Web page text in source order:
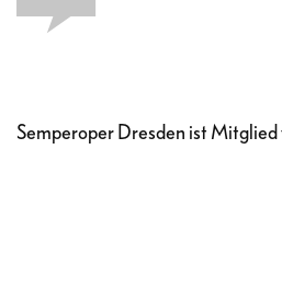
Semperoper Dresden ist Mitglied